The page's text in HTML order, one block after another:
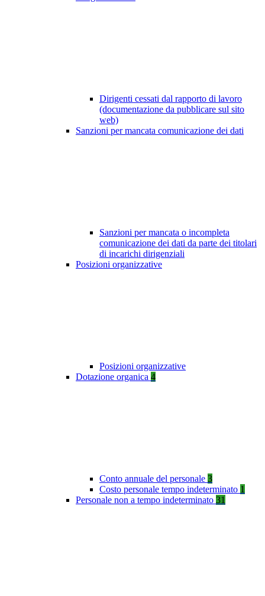
Dirigenti cessati dal rapporto di lavoro
(documentazione da pubblicare sul sito
web)
Sanzioni per mancata comunicazione dei dati
Sanzioni per mancata o incompleta
comunicazione dei dati da parte dei titolari
di incarichi dirigenziali
Posizioni organizzative
Posizioni organizzative
Dotazione organica 4
Conto annuale del personale 3
Costo personale tempo indeterminato 1
Personale non a tempo indeterminato 31